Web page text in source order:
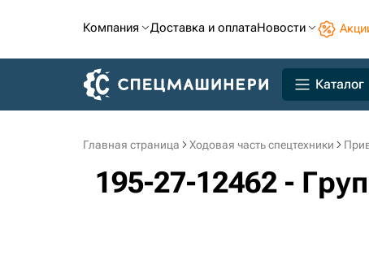
Компания Доставка и оплатаНовости
Каталог
Главная страница Ходовая часть спецтехники
195-27-12462 -